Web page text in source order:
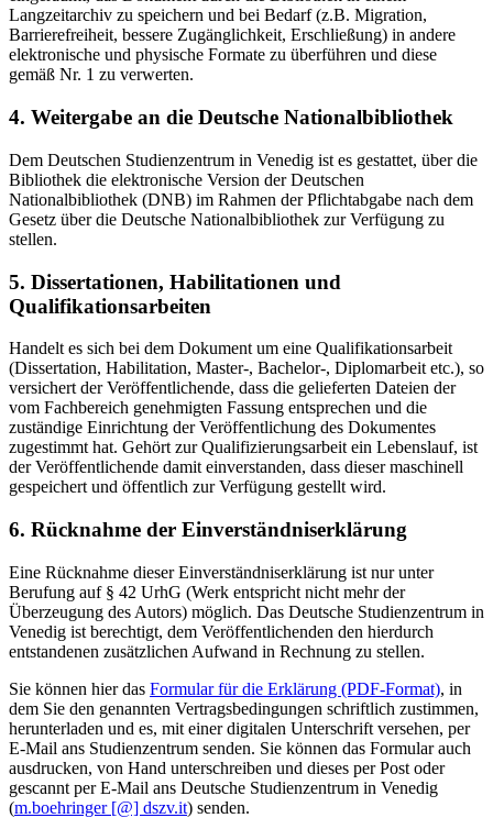
Langzeitarchiv zu speichern und bei Bedarf (z.B. Migration,
Barrierefreiheit, bessere Zugänglichkeit, Erschließung) in andere
elektronische und physische Formate zu überführen und diese
gemäß Nr. 1 zu verwerten.
4. Weitergabe an die Deutsche Nationalbibliothek
Dem Deutschen Studienzentrum in Venedig ist es gestattet, über die
Bibliothek die elektronische Version der Deutschen
Nationalbibliothek (DNB) im Rahmen der Pflichtabgabe nach dem
Gesetz über die Deutsche Nationalbibliothek zur Verfügung zu
stellen.
5. Dissertationen, Habilitationen und
Qualifikationsarbeiten
Handelt es sich bei dem Dokument um eine Qualifikationsarbeit
(Dissertation, Habilitation, Master-, Bachelor-, Diplomarbeit etc.), so
versichert der Veröffentlichende, dass die gelieferten Dateien der
vom Fachbereich genehmigten Fassung entsprechen und die
zuständige Einrichtung der Veröffentlichung des Dokumentes
zugestimmt hat. Gehört zur Qualifizierungsarbeit ein Lebenslauf, ist
der Veröffentlichende damit einverstanden, dass dieser maschinell
gespeichert und öffentlich zur Verfügung gestellt wird.
6. Rücknahme der Einverständniserklärung
Eine Rücknahme dieser Einverständniserklärung ist nur unter
Berufung auf § 42 UrhG (Werk entspricht nicht mehr der
Überzeugung des Autors) möglich. Das Deutsche Studienzentrum in
Venedig ist berechtigt, dem Veröffentlichenden den hierdurch
entstandenen zusätzlichen Aufwand in Rechnung zu stellen.
Sie können hier das Formular für die Erklärung (PDF-Format), in
dem Sie den genannten Vertragsbedingungen schriftlich zustimmen,
herunterladen und es, mit einer digitalen Unterschrift versehen, per
E-Mail ans Studienzentrum senden. Sie können das Formular auch
ausdrucken, von Hand unterschreiben und dieses per Post oder
gescannt per E-Mail ans Deutsche Studienzentrum in Venedig
(m.boehringer [@] dszv.it) senden.